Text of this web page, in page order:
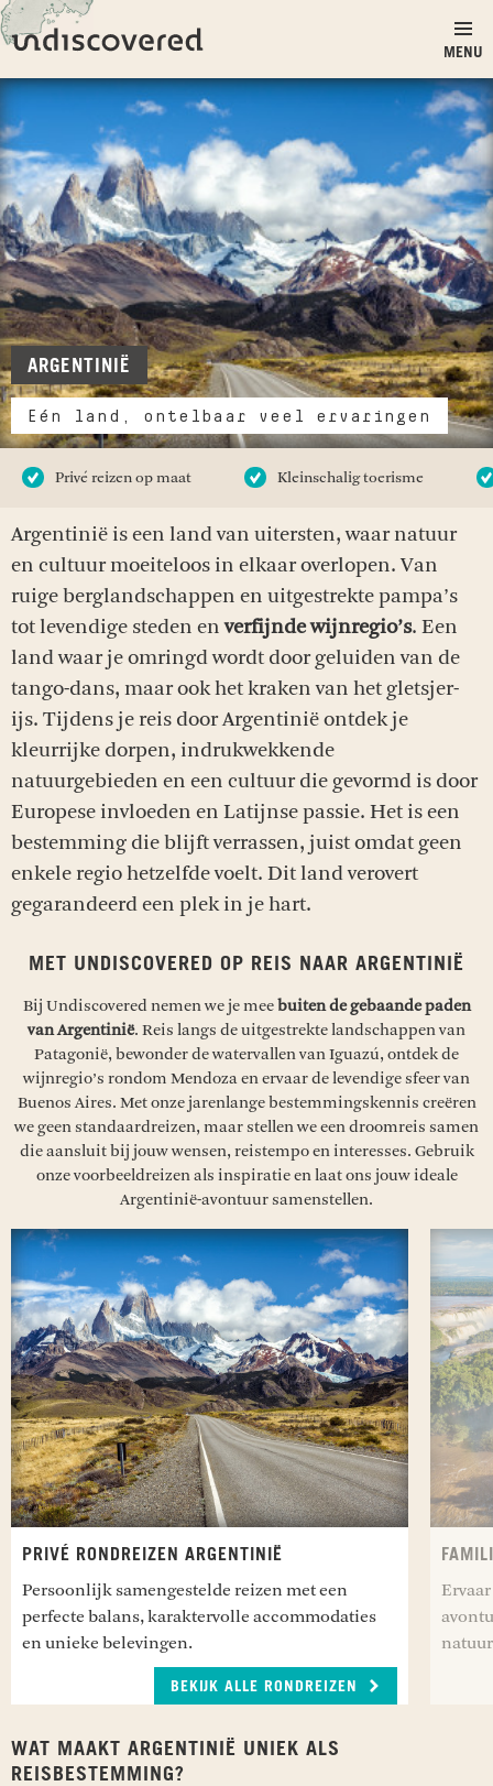
Ga naar inhoud
Undiscovered
MENU
ARGENTINIË
Eén land, ontelbaar veel ervaringen
Privé reizen op maat Kleinschalig toerisme
Argentinië is een land van uitersten, waar natuur
en cultuur moeiteloos in elkaar overlopen. Van
ruige berglandschappen en uitgestrekte pampa’s
tot levendige steden enverfijnde wijnregio’s. Een
land waar je omringd wordt door geluiden van de
tango-dans, maar ook het kraken van het gletsjer-
ijs. Tijdens je reis door Argentinië ontdek je
kleurrijke dorpen, indrukwekkende
natuurgebieden en een cultuur die gevormd is door
Europese invloeden en Latijnse passie. Het is een
bestemming die blijft verrassen, juist omdat geen
enkele regio hetzelfde voelt. Dit land verovert
gegarandeerd een plek in je hart.
MET UNDISCOVERED OP REIS NAAR ARGENTINIË
Bij Undiscovered nemen we je meebuiten de gebaande paden
van Argentinië. Reis langs de uitgestrekte landschappen van
Patagonië, bewonder de watervallen van Iguazú, ontdek de
wijnregio’s rondom Mendoza en ervaar de levendige sfeer van
Buenos Aires. Met onze jarenlange bestemmingskennis creëren
we geen standaardreizen, maar stellen we een droomreis samen
die aansluit bij jouw wensen, reistempo en interesses. Gebruik
onze voorbeeldreizen als inspiratie en laat ons jouw ideale
Argentinië-avontuur samenstellen.
PRIVÉ RONDREIZEN ARGENTINIË
Persoonlijk samengestelde reizen met een
perfecte balans, karaktervolle accommodaties
en unieke belevingen.
BEKIJK ALLE RONDREIZEN
WAT MAAKT ARGENTINIË UNIEK ALS
REISBESTEMMING?